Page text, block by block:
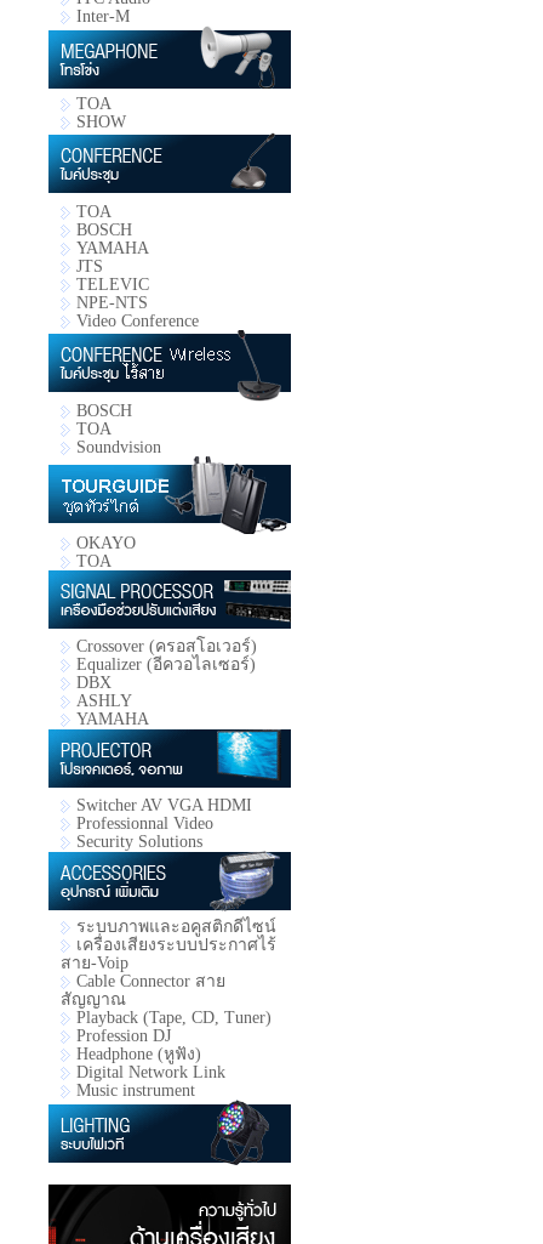
Inter-M
TOA
SHOW
TOA
BOSCH
YAMAHA
JTS
TELEVIC
NPE-NTS
Video Conference
BOSCH
TOA
Soundvision
OKAYO
TOA
Crossover (ครอสโอเวอร์)
Equalizer (อีควอไลเซอร์)
DBX
ASHLY
YAMAHA
Switcher AV VGA HDMI
Professionnal Video
Security Solutions
ระบบภาพและอคูสติกดีไซน์
เครื่องเสียงระบบประกาศไร้
สาย-Voip
Cable Connector สาย
สัญญาณ
Playback (Tape, CD, Tuner)
Profession DJ
Headphone (หูฟัง)
Digital Network Link
Music instrument